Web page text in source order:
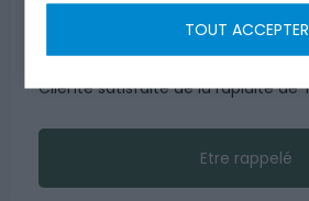
TOUT ACCEPTER
microstation pour la maison
chantier 2 jours avec mise en
Cliente satisfaite de la rapidité de
Etre rappelé